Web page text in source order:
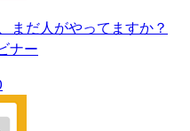
まだ人がやってますか？
ナー